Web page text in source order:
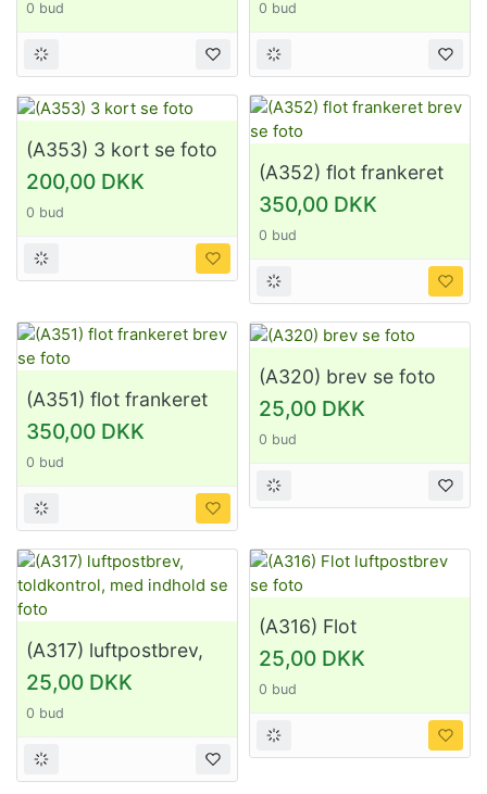
0 bud 0 bud
(A353) 3 kort se foto
200,00 DKK
0 bud
(A352) flot frankeret
brev se foto
350,00 DKK
0 bud
(A351) flot frankeret
brev se foto
350,00 DKK
0 bud
(A320) brev se foto
25,00 DKK
0 bud
(A317) luftpostbrev,
toldkontrol, med
indhold se foto
25,00 DKK
0 bud
(A316) Flot
luftpostbrev se foto
25,00 DKK
0 bud